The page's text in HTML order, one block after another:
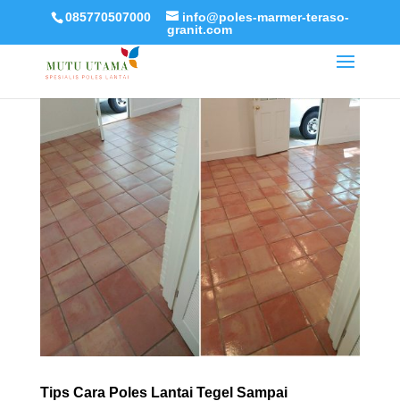
085770507000
info@poles-marmer-teraso-
granit.com
Tips Cara Poles Lantai Tegel Sampai